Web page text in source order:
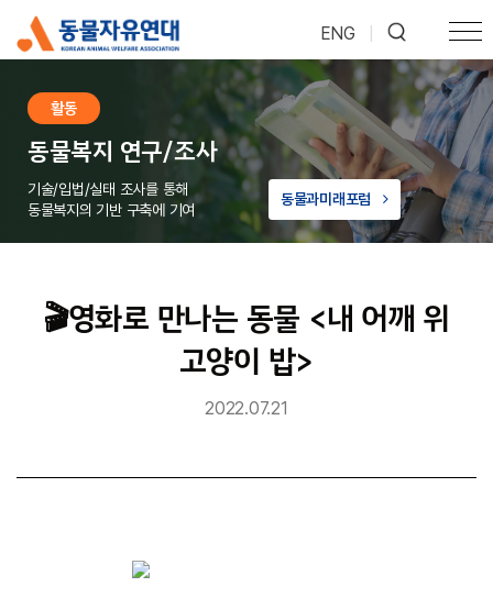
ENG
활동
동물복지 연구/조사
기술/입법/실태 조사를 통해
동물복지의 기반 구축에 기여
동물과미래포럼
🎬영화로 만나는 동물 <내 어깨 위
고양이 밥>
2022.07.21